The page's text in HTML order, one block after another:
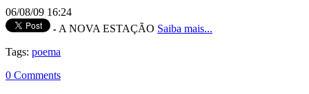
06/08/09 16:24
- A NOVA ESTAÇÃO Saiba mais...
Tags: poema
0 Comments